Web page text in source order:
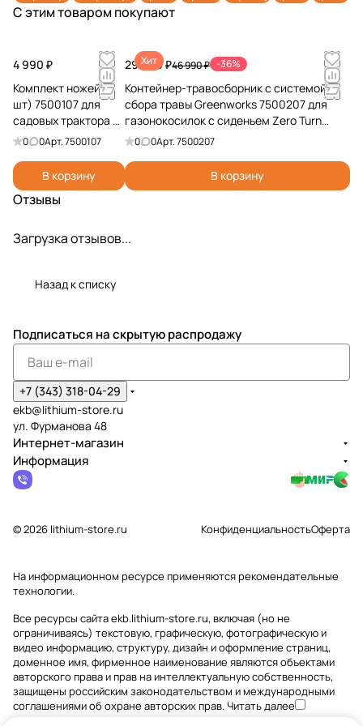
82V (8 А)
Ач)
С этим товаром покупают
4 990 ₽
Комплект ножей (2
шт) 7500107 для
садовых трактора и
райдера Greenworks
0 0Арт.7500107
В корзину
Хит
29 990 ₽46 990 ₽ -36%
Контейнер-травосборник с системой
сбора травы Greenworks 7500207 для
газонокосилок с сиденьем Zero Turn
CrossoverT CRZ428 и CrossoverT CRT428
0 0Арт.7500207
В корзину
Отзывы
Загрузка отзывов...
Назад к списку
Подписаться на скрытую распродажу
+7 (343) 318-04-29
ekb@lithium-store.ru
ул. Фурманова 48
Интернет-магазин
Информация
© 2026 lithium-store.ru КонфиденциальностьОферта
На информационном ресурсе применяютсярекомендательные
технологии.
Все ресурсы сайта ekb.lithium-store.ru, включая (но не
ограничиваясь) текстовую, графическую, фотографическую и
видео информацию, структуру, дизайн и оформление страниц,
доменное имя, фирменное наименование являются объектами
авторского права и прав на интеллектуальную собственность,
защищены российским законодательством и международными
соглашениями об охране авторских прав.Читать далее